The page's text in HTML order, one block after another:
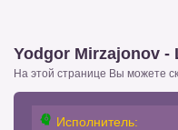
Yodgor Mirzajonov -
На этой странице Вы можете
Исполнитель: